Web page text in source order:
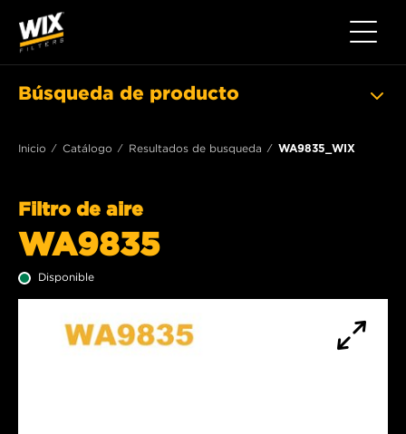
Toggle
Búsqueda de producto
Inicio Catálogo Resultados de busqueda WA9835_WIX
Filtro de aire
WA9835
Disponible